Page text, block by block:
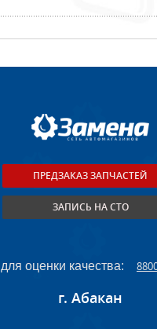
ПРЕДЗАКАЗ ЗАПЧАСТЕЙ
ЗАПИСЬ НА СТО
оценки качества:
г. Абакан